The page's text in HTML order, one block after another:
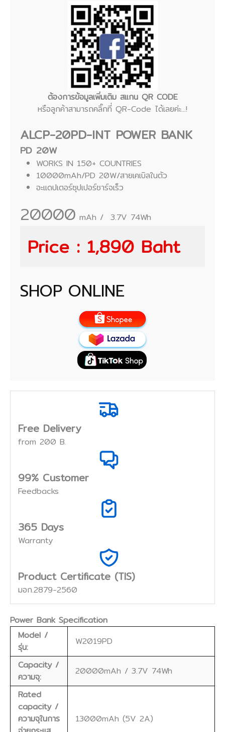
ต้องการข้อมูลเพิ่มเติม สแกน QR CODE
หรือลูกค้าสามารถคลิ๊กที่ QR-Code ได้เลยค่ะ...!
ALCP-20PD-INT POWER BANK
PD 20W
WORKS IN 150+ COUNTRIES
10000mAh/PD 20W/สายเคเบิลในตัว
อะแดปเตอร์ซุปเปอร์ชาร์จเร็ว
20000 mAh / 3.7V 74Wh
Price : 1,890 Baht
SHOP ONLINE
Free Delivery
from 200 B.
99% Customer
Feedbacks
365 Days
Warranty
Product Certificate (TIS)
มอก.2879-2560
Power Bank Specification
Model /
รุ่น:
W2019PD
Capacity /
ความจุ:
20000mAh / 3.7V 74Wh
Rated
capacity /
ความจุในการ
13000mAh (5V 2A)